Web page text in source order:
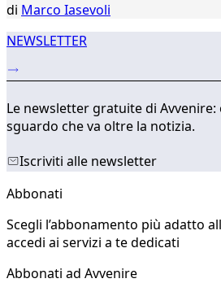
di Marco Iasevoli
NEWSLETTER
Le newsletter gratuite di
sguardo che va oltre la notizia.
Iscriviti alle newsletter
Abbonati
Scegli l’abbonamento più adatto
accedi ai servizi a te dedicati
Abbonati ad Avvenire